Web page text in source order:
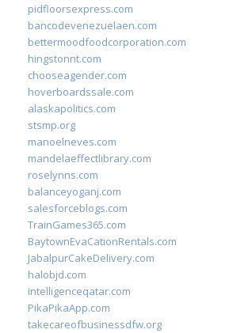
pidfloorsexpress.com
bancodevenezuelaen.com
bettermoodfoodcorporation.com
hingstonnt.com
chooseagender.com
hoverboardssale.com
alaskapolitics.com
stsmp.org
manoelneves.com
mandelaeffectlibrary.com
roselynns.com
balanceyoganj.com
salesforceblogs.com
TrainGames365.com
BaytownEvaCationRentals.com
JabalpurCakeDelivery.com
halobjd.com
intelligenceqatar.com
PikaPikaApp.com
takecareofbusinessdfw.org